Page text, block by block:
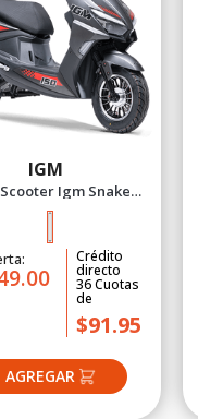
IGM
Igm Snake
150 - 2027 Negro
Crédito
directo
36Cuotas
de
$91.95